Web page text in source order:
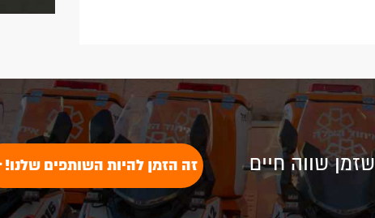
שווה חיים זה הזמן להיות השותפים שלנו!